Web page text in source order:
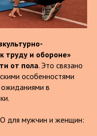
труду и обороне»
от пола. Это связано
особенностями
в
для мужчин и женщин: